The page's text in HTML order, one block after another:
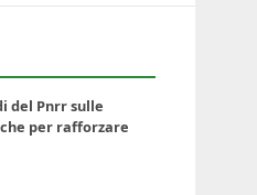
del Pnrr sulle
per rafforzare